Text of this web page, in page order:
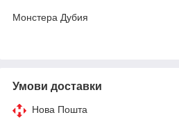
Монстера Дубия
Умови доставки
Нова Пошта